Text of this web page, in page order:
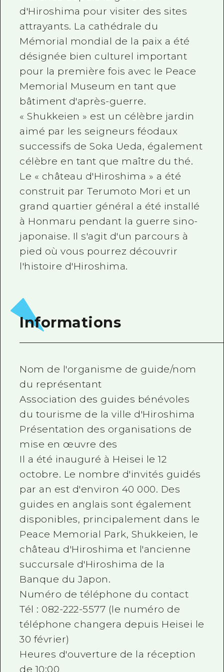
Guide bénévole
Vidéo d'Hiroshima
FAQ
Téléchargement de Photos
Informations sur le transport en
Brochure touristique
d'Hiroshima pour visiter des sites
attrayants. La cathédrale du
Mémorial mondial de la paix a été
désignée bien culturel important
pour la première fois avec le Peace
Memorial Museum en tant que
bâtiment d'après-guerre.
« Shukkeien » est un célèbre jardin
aimé par les seigneurs féodaux
successifs de Soka Ueda, également
célèbre en tant que maître du thé.
Le « château d'Hiroshima » a été
construit par Terumoto Mori et un
grand quartier général a été installé
à Honmaru pendant la guerre sino-
japonaise. Il s'agit d'un parcours à
pied où vous pourrez découvrir
l'histoire d'Hiroshima.
Informations
Nom de l'organisme de guide/nom
du représentant
Association des guides bénévoles
du tourisme de la ville d'Hiroshima
Présentation des organisations de
mise en œuvre des
Il a été inauguré à Heisei le 12
octobre. Le nombre d'invités guidés
par an est d'environ 40 000. Des
guides en anglais sont également
disponibles, principalement dans le
Peace Memorial Park, Shukkeien, le
château d'Hiroshima et l'ancienne
succursale d'Hiroshima de la
Banque du Japon.
Numéro de téléphone du contact
Tél : 082-222-5577 (le numéro de
téléphone changera depuis Heisei le
30 février)
Heures d'ouverture de la réception
de 10:00